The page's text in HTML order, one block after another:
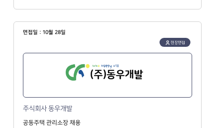
면접일 : 10월 28일
현장면접
주식회사 동우개발
공동주택 관리소장 채용